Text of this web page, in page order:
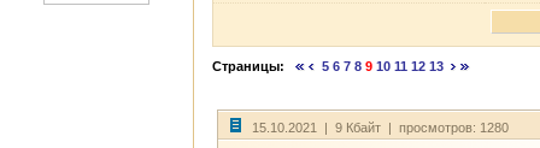
Страницы: 5 6 7 8 9 10 11 12 13
15.10.2021 | 9 Кбайт | просмотров: 1280